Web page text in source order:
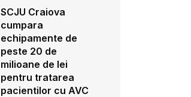
SCJU Craiova
cumpara
echipamente de
peste 20 de
milioane de lei
pentru tratarea
pacientilor cu AVC